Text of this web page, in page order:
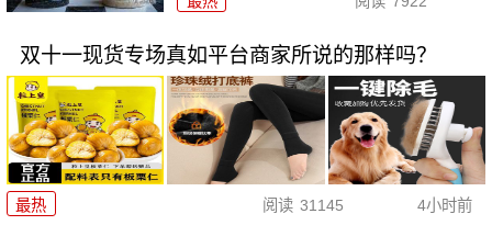
双十一现货专场真如平台商家所说的那样吗？
最热 阅读 31145 4小时前